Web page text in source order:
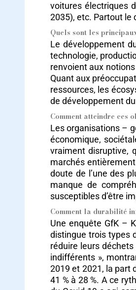
voitures électriques
2035), etc. Partout le
Quels sont les
Le développement
technologie,
renvoient aux
Quant aux
ressources, les
de développement
Comment atteindre ces
Les organisations –
économique,
vraiment disruptive,
marchés
doute de l’une des
manque de
susceptibles d’être
Comment la durabilité
Une enquête GfK –
distingue trois types
réduire leurs
indifférents »,
2019 et 2021, la part
41 % à 28 %. A ce